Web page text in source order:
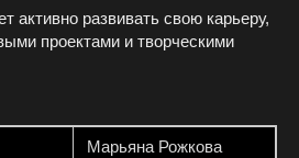
активно развивать свою карьеру,
проектами и творческими
Марьяна Рожкова